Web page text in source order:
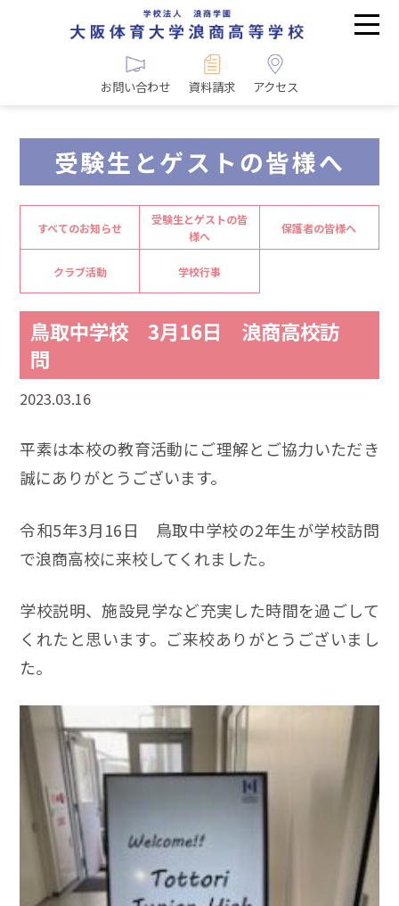
お問い合わせ 資料請求 アクセス
受験生とゲストの皆様へ
すべてのお知らせ
受験生とゲストの皆
様へ
保護者の皆様へ
クラブ活動 学校行事
鳥取中学校 3月16日 浪商高校訪
問
2023.03.16
平素は本校の教育活動にご理解とご協力いただき
誠にありがとうございます。
令和5年3月16日 鳥取中学校の2年生が学校訪問
で浪商高校に来校してくれました。
学校説明、施設見学など充実した時間を過ごして
くれたと思います。ご来校ありがとうございまし
た。